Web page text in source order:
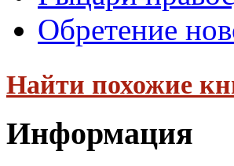
Обретение
Найти похожие
Информация